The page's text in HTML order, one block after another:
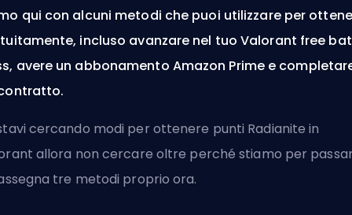
qui con alcuni metodi che puoi utilizzare per
incluso avanzare nel tuo Valorant free
avere un abbonamento Amazon Prime e
cercando modi per ottenere punti Radianite in
allora non cercare oltre perché stiamo per
tre metodi proprio ora.